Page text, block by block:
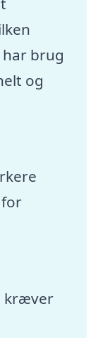
brug
og
kræver